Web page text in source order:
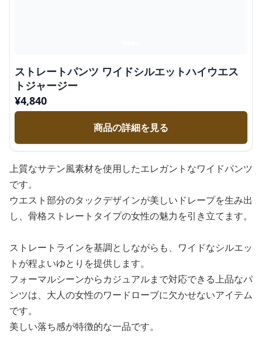
ストレートパンツ ワイドシルエットハイウエス
トジャージー
¥4,840
商品の詳細を見る
上質なサテン風素材を使用したエレガントなワイドパンツ
です。
ウエスト部分のタックデザインが美しいドレープを生み出
し、骨格ストレートタイプの女性の魅力を引き立てます。
ストレートラインを基調としながらも、ワイドなシルエッ
トが程よいゆとりを提供します。
フォーマルシーンからカジュアルまで対応できる上品なパ
ンツは、大人の女性のワードローブに欠かせないアイテム
です。
美しい落ち感が特徴的な一品です。